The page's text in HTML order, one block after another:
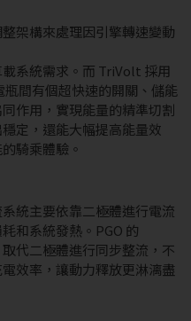
架構來處理因引擎轉速變動
系統需求。而 TriVolt 採用
瓶間有個超快速的開關、儲能
作用，實現能量的精準切割
定，還能大幅提高能量效
騎乘體驗。
統主要依靠二極體進行電流
和系統發熱。PGO 的
代二極體進行同步整流，不
效率，讓動力釋放更淋漓盡